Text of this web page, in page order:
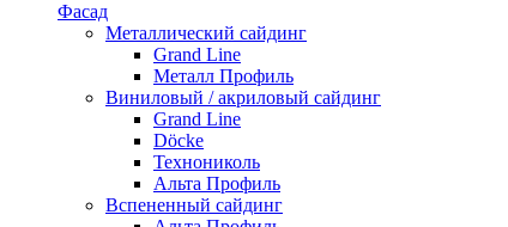
Фасад
Металлический сайдинг
Grand Line
Металл Профиль
Виниловый / акриловый сайдинг
Grand Line
Döсkе
Технониколь
Альта Профиль
Вспененный сайдинг